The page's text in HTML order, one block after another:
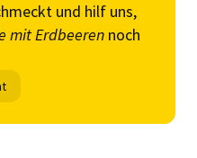
und hilf uns,
mit Erdbeeren noch